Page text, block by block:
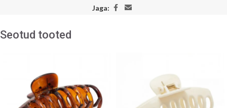
Jaga:
Seotud tooted